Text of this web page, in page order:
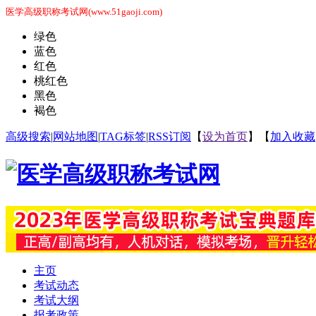
医学高级职称考试网(www.51gaoji.com)
绿色
蓝色
红色
桃红色
黑色
褐色
高级搜索|网站地图|TAG标签|RSS订阅 【设为首页】【 加入收藏
主页
考试动态
考试大纲